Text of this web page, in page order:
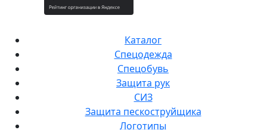
Каталог
Спецодежда
Спецобувь
Защита рук
СИЗ
Защита пескоструйщика
Логотипы